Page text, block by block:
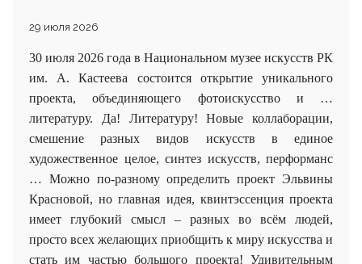
29 июля 2026
30 июля 2026 года в Национальном музее искусств РК
им. А. Кастеева состоится открытие уникального
проекта, объединяющего фотоискусство и …
литературу. Да! Литературу! Новые коллаборации,
смешение разных видов искусств в единое
художественное целое, синтез искусств, перформанс
… Можно по-разному определить проект Эльвины
Красновой, но главная идея, квинтэссенция проекта
имеет глубокий смысл – разных во всём людей,
просто всех желающих приобщить к миру искусства и
стать им частью большого проекта! Удивительным